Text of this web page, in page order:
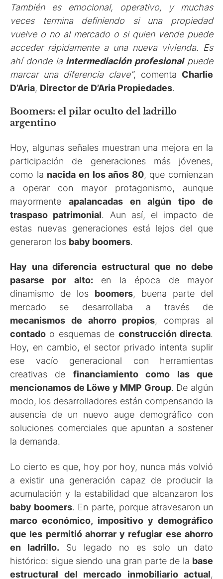
También es emocional, operativo, y muchas
veces termina definiendo si una propiedad
vuelve o no al mercado o si quien vende puede
acceder rápidamente a una nueva vivienda. Es
ahí donde la intermediación profesionalpuede
marcar una diferencia clave”, comenta Charlie
D’Aria, Director de D’Aria Propiedades.
Boomers: el pilar oculto del ladrillo
argentino
Hoy, algunas señales muestran una mejora en la
participación de generaciones más jóvenes,
como la nacida en los años 80, que comienzan
a operar con mayor protagonismo, aunque
mayormente apalancadas en algún tipo de
traspaso patrimonial. Aun así, el impacto de
estas nuevas generaciones está lejos del que
generaron los baby boomers.
Hay una diferencia estructural que no debe
pasarse por alto:en la época de mayor
dinamismo de los boomers, buena parte del
mercado se desarrollaba a través de
mecanismos de ahorro propios, compras al
contado o esquemas de construcción directa.
Hoy, en cambio, el sector privado intenta suplir
ese vacío generacional con herramientas
creativas de financiamiento como las que
mencionamos de Löwe y MMP Group. De algún
modo, los desarrolladores están compensando la
ausencia de un nuevo auge demográfico con
soluciones comerciales que apuntan a sostener
la demanda.
Lo cierto es que, hoy por hoy, nunca más volvió
a existir una generación capaz de producir la
acumulación y la estabilidad que alcanzaron los
baby boomers. En parte, porque atravesaron un
marco económico, impositivo y demográfico
que les permitió ahorrar y refugiar ese ahorro
en ladrillo. Su legado no es solo un dato
histórico: sigue siendo una gran parte de la base
estructural del mercado inmobiliario actual,